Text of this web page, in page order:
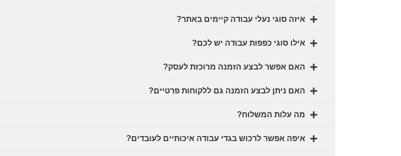
איזה סוגי נעלי עבודה קיימים באתר?
אילו סוגי כפפות עבודה יש לכם?
האם אפשר לבצע הזמנה מרוכזת לעסק?
האם ניתן לבצע הזמנה גם ללקוחות פרטיים?
מה עלות המשלוח?
איפה אפשר לרכוש בגדי עבודה איכותיים לעובדים?